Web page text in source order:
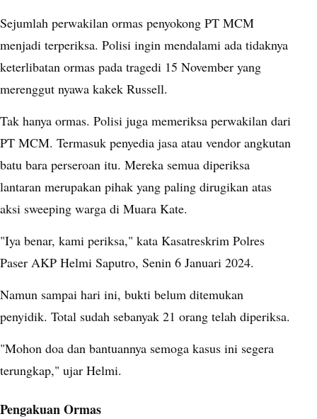
Sejumlah perwakilan ormas penyokong PT MCM
menjadi terperiksa. Polisi ingin mendalami ada tidaknya
keterlibatan ormas pada tragedi 15 November yang
merenggut nyawa kakek Russell.
Tak hanya ormas. Polisi juga memeriksa perwakilan dari
PT MCM. Termasuk penyedia jasa atau vendor angkutan
batu bara perseroan itu. Mereka semua diperiksa
lantaran merupakan pihak yang paling dirugikan atas
aksi sweeping warga di Muara Kate.
"Iya benar, kami periksa," kata Kasatreskrim Polres
Paser AKP Helmi Saputro, Senin 6 Januari 2024.
Namun sampai hari ini, bukti belum ditemukan
penyidik. Total sudah sebanyak 21 orang telah diperiksa.
"Mohon doa dan bantuannya semoga kasus ini segera
terungkap," ujar Helmi.
Pengakuan Ormas